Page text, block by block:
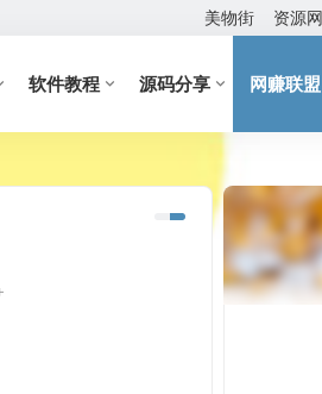
美物街 资源网
软件教程 源码分享 网赚联盟